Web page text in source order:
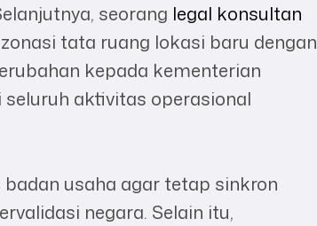
seorang legal konsultan
tata ruang lokasi baru dengan
kepada kementerian
aktivitas operasional
usaha agar tetap sinkron
negara. Selain itu,